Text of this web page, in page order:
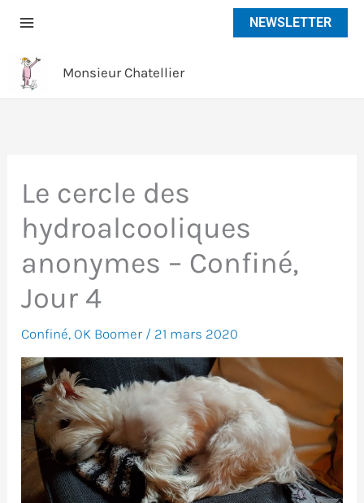
NEWSLETTER
Monsieur Chatellier
Le cercle des
hydroalcooliques
anonymes – Confiné,
Jour 4
Confiné, OK Boomer / 21 mars 2020